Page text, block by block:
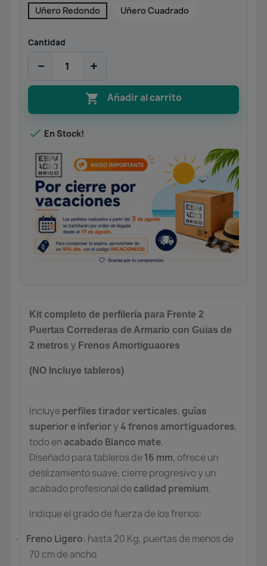
Uñero Redondo Uñero Cuadrado
Cantidad
− +
 Añadir al carrito
 En Stock!
Kit completo de perfilería para Frente 2
Puertas Correderas de Armario con Guias de
2 metros y Frenos Amortiguaores
(NO Incluye tableros)
Incluyeperfiles tirador verticales, guías
superior e inferiory 4frenos amortiguadores,
todo en acabado Blanco mate.
Diseñado para tableros de16 mm, ofrece un
deslizamiento suave, cierre progresivo y un
acabado profesional decalidad premium.
Indique el grado de fuerza de los frenos:
· Freno Ligero: hasta 20 Kg, puertas de menos de
70 cm de ancho